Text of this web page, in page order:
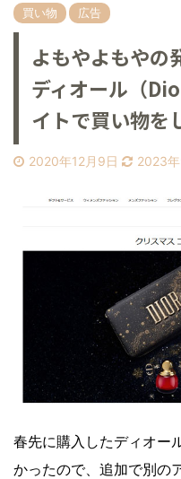
買い物
広告
よもやよもやの
ディオール（
イトで買い物を
2020年12月9日 2023
春先に購入したディオー
かったので、追加で別の